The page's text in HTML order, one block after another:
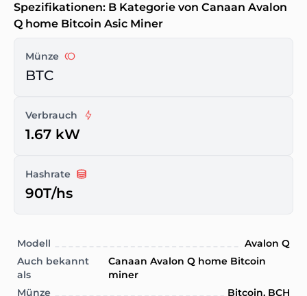
Spezifikationen: B Kategorie von Canaan Avalon
Q home Bitcoin Asic Miner
Münze
BTC
Verbrauch
1.67 kW
Hashrate
90T/hs
Modell
Avalon Q
Auch bekannt
als
Canaan Avalon Q home Bitcoin
miner
Münze
Bitcoin, BCH